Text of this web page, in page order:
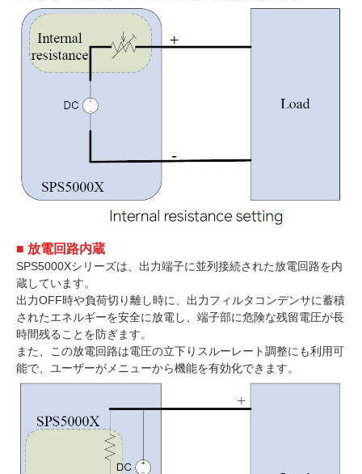
■ 放電回路内蔵
SPS5000Xシリーズは、出力端子に並列接続された放電回路を内
蔵しています。
出力OFF時や負荷切り離し時に、出力フィルタコンデンサに蓄積
されたエネルギーを安全に放電し、端子部に危険な残留電圧が長
時間残ることを防ぎます。
また、この放電回路は電圧の立下りスルーレート調整にも利用可
能で、ユーザーがメニューから機能を有効化できます。